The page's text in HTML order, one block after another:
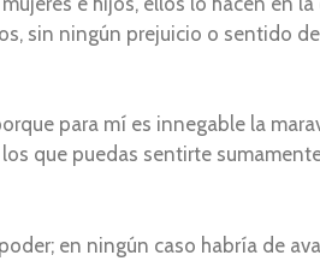
sin ningún prejuicio o sentido
para mí es innegable la
que puedas sentirte
en ningún caso habría de